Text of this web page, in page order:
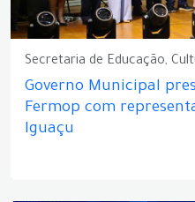
Secretaria de Educação,
Governo Municipal
Fermop com
Iguaçu